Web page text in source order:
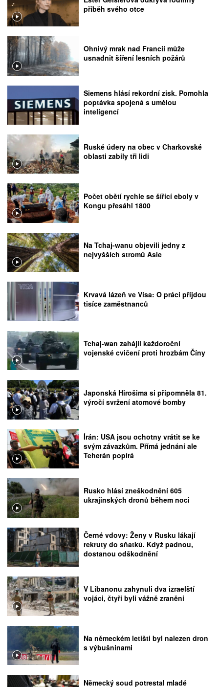
příběh svého otce
Ohnivý mrak nad Francií může
usnadnit šíření lesních požárů
Siemens hlásí rekordní zisk. Pomohla
poptávka spojená s umělou
inteligencí
Ruské údery na obec v Charkovské
oblasti zabily tři lidi
Počet obětí rychle se šířící eboly v
Kongu přesáhl 1800
Na Tchaj-wanu objevili jedny z
nejvyšších stromů Asie
Krvavá lázeň ve Visa: O práci přijdou
tisíce zaměstnanců
Tchaj-wan zahájil každoroční
vojenské cvičení proti hrozbám Číny
Japonská Hirošima si připomněla 81.
výročí svržení atomové bomby
Írán: USA jsou ochotny vrátit se ke
svým závazkům. Přímá jednání ale
Teherán popírá
Rusko hlásí zneškodnění 605
ukrajinských dronů během noci
Černé vdovy: Ženy v Rusku lákají
rekruty do sňatků. Když padnou,
dostanou odškodnění
V Libanonu zahynuli dva izraelští
vojáci, čtyři byli vážně zraněni
Na německém letišti byl nalezen dron
s výbušninami
Německý soud potrestal mladé